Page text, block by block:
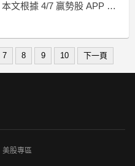
4/7 贏勢股 APP 的
介紹整理。
7 8 9 10 下一頁
美股專區